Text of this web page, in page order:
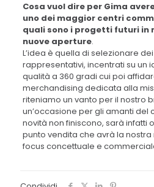
Cosa vuol dire per Gima
uno dei maggior centri
quali sono i progetti futuri in
nuove aperture.
L’idea è quella di selezionare
rappresentativi, incentrati su un
qualità a 360 gradi cui poi
merchandising dedicata alla
riteniamo un vanto per il nostro
un’occasione per gli amanti del
novità non finiscono, sarà infatti
punto vendita che avrà la
focus concettuale e